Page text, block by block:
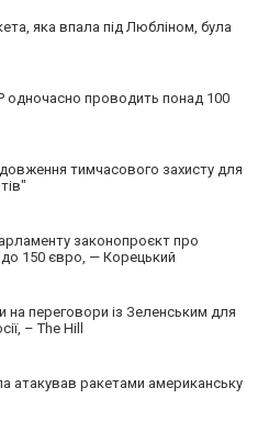
яка впала під Любліном, була
одночасно проводить понад 100
тимчасового захисту для
законопроєкт про
до 150 євро, — Корецький
на переговори із Зеленським для
– The Hill
атакував ракетами американську